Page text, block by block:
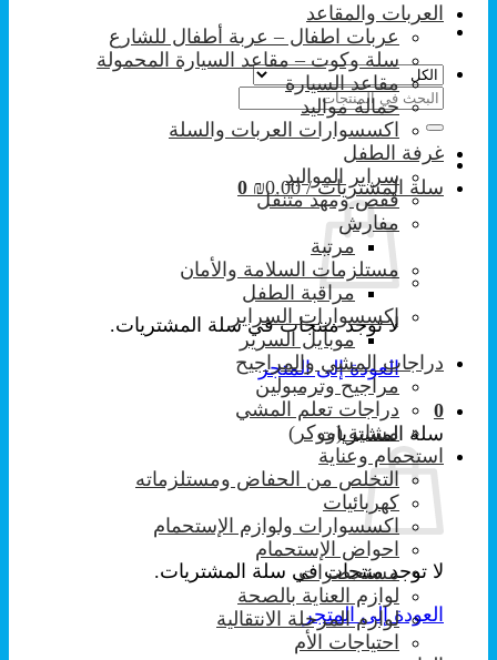
البحث
عن:
سلة المشتريات / ₪0.00
0
لا توجد منتجات في سلة المشتريات.
العودة إلى المتجر
0
سلة المشتريات
لا توجد منتجات في سلة المشتريات.
العودة إلى المتجر
العربات والمقاعد
عربات اطفال – عربة أطفال للشارع
سلة وكوت – مقاعد السيارة المحمولة
مقاعد السيارة
حمالة مواليد
اكسسوارات العربات والسلة
غرفة الطفل
سراير المواليد
قفص ومهد متنقل
مفارش
مرتبة
مستلزمات السلامة والأمان
مراقبة الطفل
إكسسوارات السراير
موبايل السرير
دراجات المشي والمراجيح
مراجيح وترمبولين
دراجات تعلم المشي
مشاية (ووكر)
استحمام وعناية
التخلص من الحفاض ومستلزماته
كهربائيات
اكسسوارات ولوازم الإستحمام
احواض الإستحمام
مستحضرات
لوازم العناية بالصحة
لوازم المرحلة الانتقالية
احتياجات الأم